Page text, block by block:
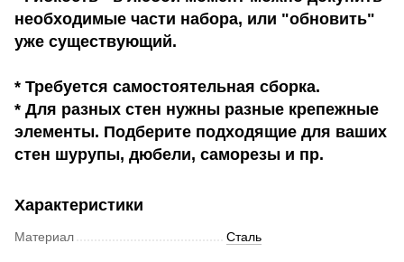
необходимые части набора, или "обновить"
уже существующий.
* Требуется самостоятельная сборка.
* Для разных стен нужны разные крепежные
элементы. Подберите подходящие для ваших
стен шурупы, дюбели, саморезы и пр.
Характеристики
Материал Сталь